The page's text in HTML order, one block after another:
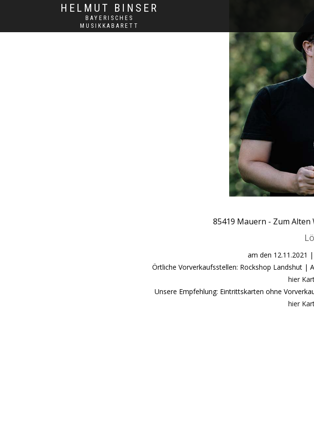
HELMUT BINSER
BAYERISCHES
MUSIKKABARETT
85419 Mauern - Zum Alten
am den 12.11.2021
Örtliche Vorverkaufsstellen: Rockshop Landshut |
hier
Unsere Empfehlung: Eintrittskarten ohne
hier